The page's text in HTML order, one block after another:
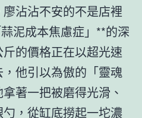
沾沾不安的不是店裡
泥成本焦慮症」**的深
的價格正在以超光速
他引以為傲的「靈魂
著一把被磨得光滑、
，從缸底撈起一坨濃